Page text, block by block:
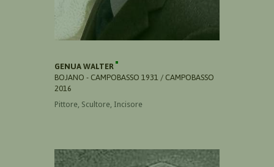
GENUA WALTER
BOJANO - CAMPOBASSO 1931 / CAMPOBASSO
2016
Pittore, Scultore, Incisore